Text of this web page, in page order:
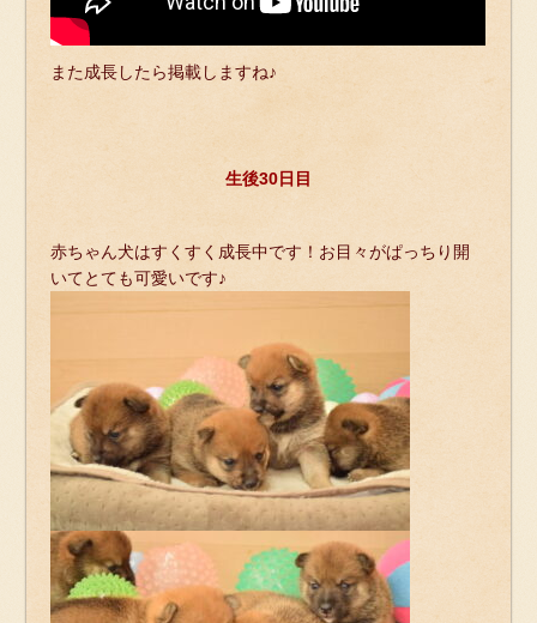
また成長したら掲載しますね♪
生後30日目
赤ちゃん犬はすくすく成長中です！お目々がぱっちり開
いてとても可愛いです♪